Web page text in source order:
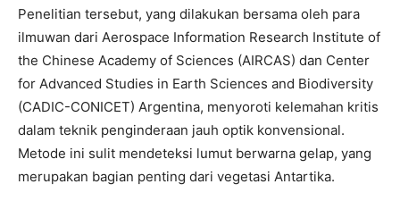
Penelitian tersebut, yang dilakukan bersama oleh para
ilmuwan dari Aerospace Information Research Institute of
the Chinese Academy of Sciences (AIRCAS) dan Center
for Advanced Studies in Earth Sciences and Biodiversity
(CADIC-CONICET) Argentina, menyoroti kelemahan kritis
dalam teknik penginderaan jauh optik konvensional.
Metode ini sulit mendeteksi lumut berwarna gelap, yang
merupakan bagian penting dari vegetasi Antartika.